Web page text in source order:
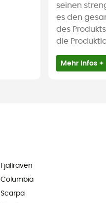
seinen
es den
des
die
Mehr Infos +
Fjällräven
Columbia
Scarpa